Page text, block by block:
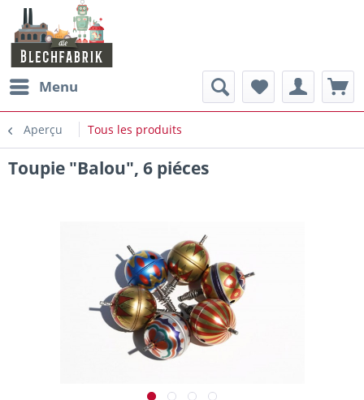
Menu
Aperçu Tous les produits
Toupie "Balou", 6 piéces